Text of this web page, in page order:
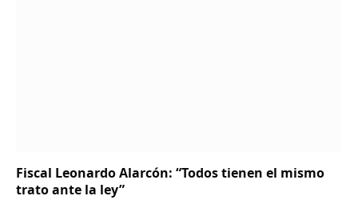
Fiscal Leonardo Alarcón: “Todos tienen el mismo
trato ante la ley”